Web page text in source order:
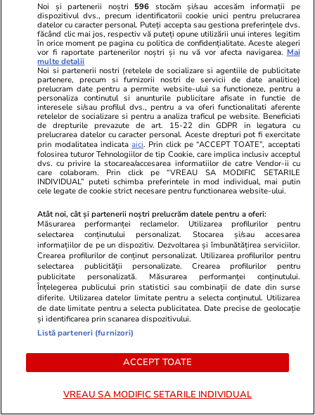
Abonați-vă laȘTIRILE
ZILEI
informații.
Noi și partenerii noștri 596 stocăm și/sau accesăm informații pe
dispozitivul dvs., precum identificatorii cookie unici pentru prelucrarea
datelor cu caracter personal. Puteți accepta sau gestiona preferințele dvs.
făcând clic mai jos, respectiv vă puteți opune utilizării unui interes legitim
în orice moment pe pagina cu politica de confidențialitate. Aceste alegeri
vor fi raportate partenerilor noștri și nu vă vor afecta navigarea. Mai
multe detalii
Noi si partenerii nostri (retelele de socializare si agentiile de publicitate
partenere, precum si furnizorii nostri de servicii de date analitice)
prelucram date pentru a permite website-ului sa functioneze, pentru a
personaliza continutul si anunturile publicitare afisate in functie de
interesele si/sau profilul dvs., pentru a va oferi functionalitati aferente
retelelor de socializare si pentru a analiza traficul pe website. Beneficiati
de drepturile prevazute de art. 15-22 din GDPR in legatura cu
prelucrarea datelor cu caracter personal. Aceste drepturi pot fi exercitate
prin modalitatea indicataaici. Prin click pe “ACCEPT TOATE”, acceptati
folosirea tuturor Tehnologiilor de tip Cookie, care implica inclusiv acceptul
dvs. cu privire la stocarea/accesarea informatiilor de catre Vendor-ii cu
care colaboram. Prin click pe “VREAU SA MODIFIC SETARILE
INDIVIDUAL” puteti schimba preferintele in mod individual, mai putin
cele legate de cookie strict necesare pentru functionarea website-ului.
Atât noi, cât și partenerii noștri prelucrăm datele pentru a oferi:
Măsurarea performanței reclamelor. Utilizarea profilurilor pentru
selectarea conținutului personalizat. Stocarea și/sau accesarea
informațiilor de pe un dispozitiv. Dezvoltarea și îmbunătățirea serviciilor.
Crearea profilurilor de conținut personalizat. Utilizarea profilurilor pentru
selectarea publicității personalizate. Crearea profilurilor pentru
publicitate personalizată. Măsurarea performanței conținutului.
Înțelegerea publicului prin statistici sau combinații de date din surse
diferite. Utilizarea datelor limitate pentru a selecta conținutul. Utilizarea
de date limitate pentru a selecta publicitatea. Date precise de geolocație
și identificarea prin scanarea dispozitivului.
Listă parteneri (furnizori)
ACCEPT TOATE
VREAU SA MODIFIC SETARILE INDIVIDUAL